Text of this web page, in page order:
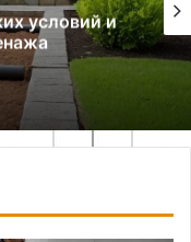
условий и